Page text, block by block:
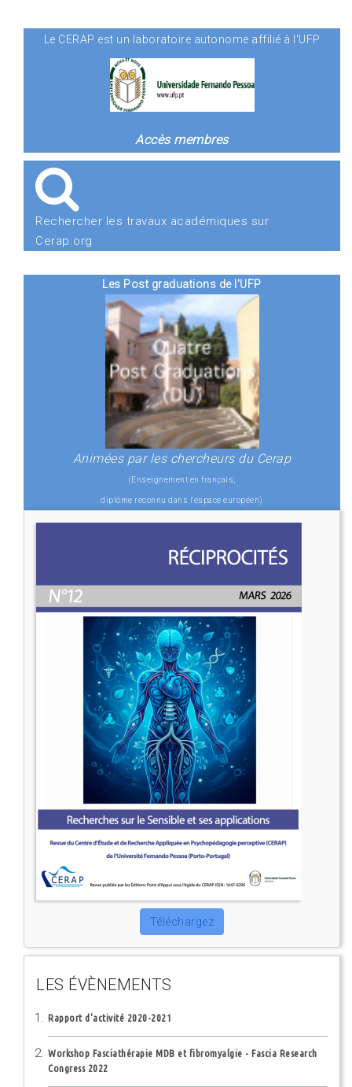
Le CERAP est un laboratoire autonome affilié à l'UFP
Accès membres
Rechercher les travaux académiques sur
Cerap.org
Les Post graduations de l'UFP
Animées par les chercheurs du Cerap
(Enseignement en français,
diplôme reconnu dans l'espace européen)
Téléchargez
LES ÉVÈNEMENTS
Rapport d'activité 2020-2021
Workshop Fasciathérapie MDB et fibromyalgie - Fascia Research
Congress 2022